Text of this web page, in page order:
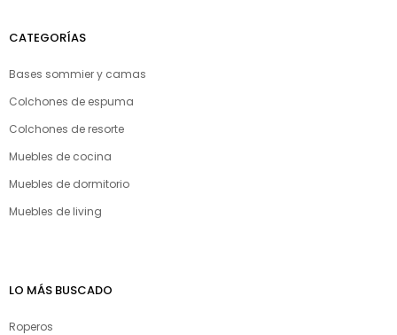
CATEGORÍAS
Bases sommier y camas
Colchones de espuma
Colchones de resorte
Muebles de cocina
Muebles de dormitorio
Muebles de living
LO MÁS BUSCADO
Roperos